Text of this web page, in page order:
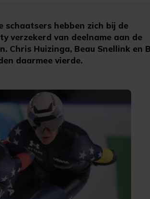
schaatsers hebben zich bij de
verzekerd van deelname aan de
Chris Huizinga, Beau Snellink en
daarmee vierde.